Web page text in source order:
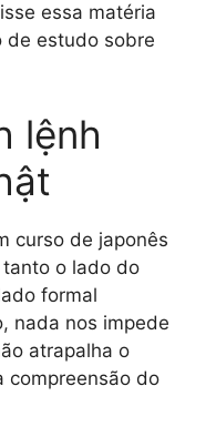
essa matéria
de estudo sobre
lệnh
curso de japonês
o lado do
formal
nada nos impede
atrapalha o
compreensão do